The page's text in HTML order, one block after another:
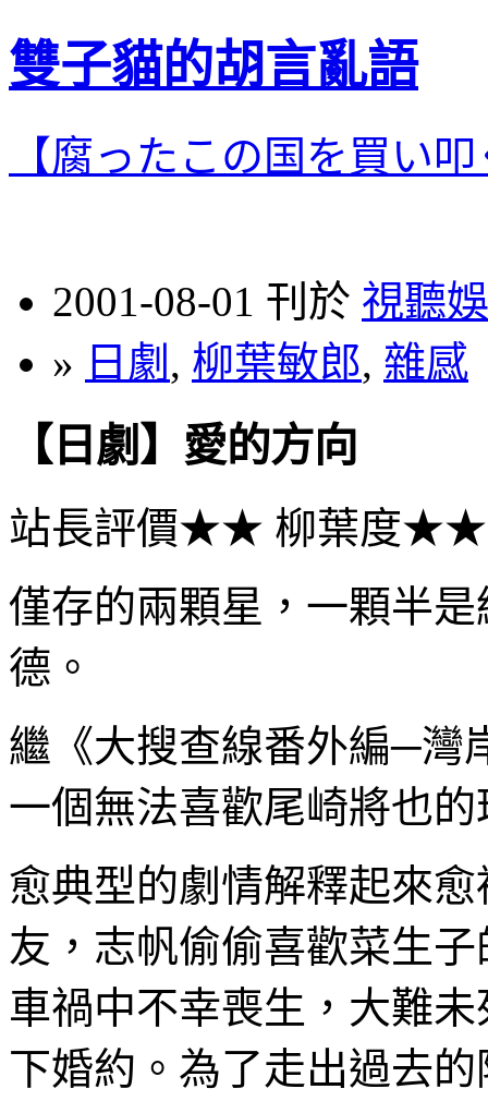
雙子貓的胡言亂語
【腐ったこの国を買い
2001-08-01 刊於 視聽
» 日劇 , 柳葉敏郎, 雜感
【日劇】愛的方向
站長評價★★ 柳葉度
僅存的兩顆星，一顆半
德。
繼《大搜查線番外編─灣
一個無法喜歡尾崎將也的
愈典型的劇情解釋起來
友，志帆偷偷喜歡菜生
車禍中不幸喪生，大難
下婚約。為了走出過去